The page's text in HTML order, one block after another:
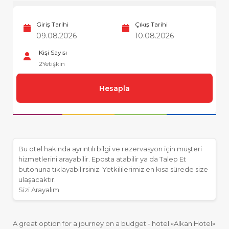
Giriş Tarihi Çıkış Tarihi
Kişi Sayısı
2Yetişkin
Hesapla
Bu otel hakında ayrıntılı bilgi ve rezervasyon için müşteri
hizmetlerini arayabilir. Eposta atabilir ya da Talep Et
butonuna tıklayabilirsiniz. Yetkililerimiz en kısa sürede size
ulaşacaktır.
Sizi Arayalım
A great option for a journey on a budget - hotel «Alkan Hotel»